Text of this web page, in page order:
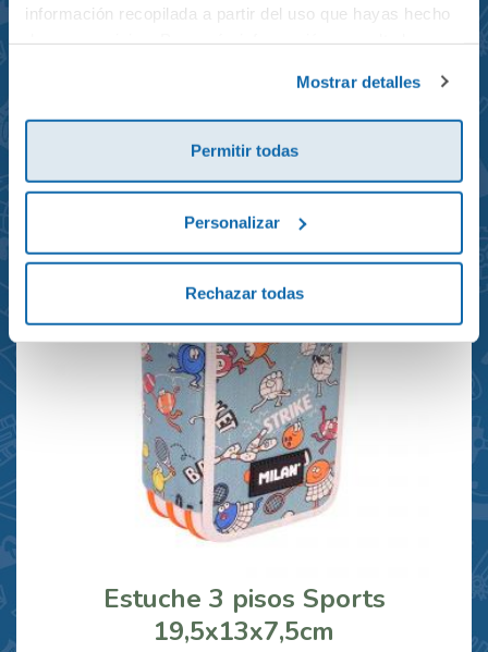
información recopilada a partir del uso que hayas hecho
Mostrar detalles
Permitir todas
Personalizar
Rechazar todas
reciclada 21x10x28cm
23,95€
Estuche 3 pisos Sports
19,5x13x7,5cm